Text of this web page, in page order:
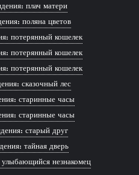
плач матери
поляна цветов
потерянный кошелек
потерянный кошелек
потерянный кошелек
сказочный лес
старинные часы
старинные часы
старый друг
тайная дверь
незнакомец